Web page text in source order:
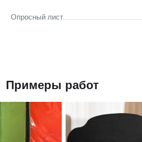
Опросный лист
Примеры работ